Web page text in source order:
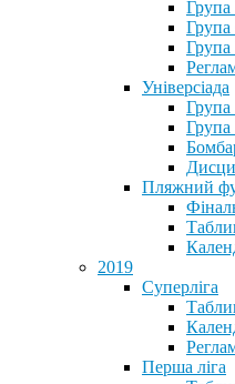
Група
Група
Універсіада
Група
Пляжний
2019
Суперліга
Перша ліга